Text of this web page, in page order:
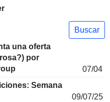
Buscar
una oferta
por
07/04
Semana
09/07/25